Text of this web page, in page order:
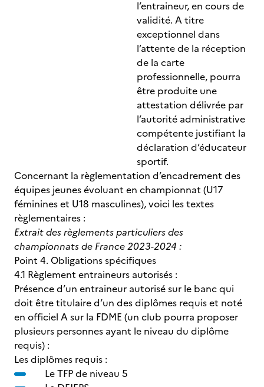
l’entraineur, en cours de
validité. A titre
exceptionnel dans
l’attente de la réception
de la carte
professionnelle, pourra
être produite une
attestation délivrée par
l’autorité administrative
compétente justifiant la
déclaration d’éducateur
sportif.
Concernant la règlementation d’encadrement des
équipes jeunes évoluant en championnat (U17
féminines et U18 masculines), voici les textes
règlementaires :
Extrait des règlements particuliers des
championnats de France 2023-2024 :
Point 4. Obligations spécifiques
4.1 Règlement entraineurs autorisés :
Présence d’un entraineur autorisé sur le banc qui
doit être titulaire d’un des diplômes requis et noté
en officiel A sur la FDME (un club pourra proposer
plusieurs personnes ayant le niveau du diplôme
requis) :
Les diplômes requis :
Le TFP de niveau 5